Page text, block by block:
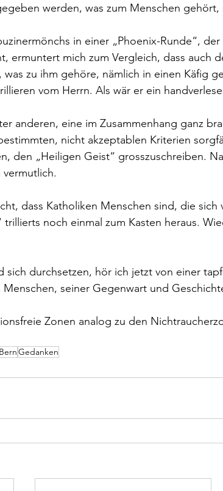
werden, was zum Menschen gehört,
in einer „Phoenix-Runde“,
ermuntert mich zum Vergleich, dass auch
zu ihm gehöre, nämlich in einen Käfig
vom Herrn. Als wär er ein
anderen, eine im Zusammenhang ganz
nicht akzeptablen Kriterien
den „Heiligen Geist“ grosszuschreiben.
dass Katholiken Menschen sind, die sich
trillierts noch einmal zum Kasten heraus.
sich durchsetzen, hör ich jetzt von einer
seiner Gegenwart und
Zonen analog zu den
BernGedanken